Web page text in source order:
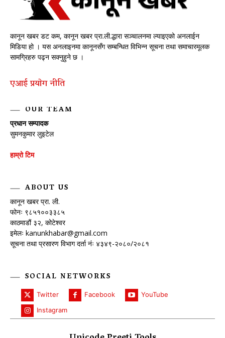
कानून खबर डट कम, कानून खबर प्रा.ली.द्धारा सञ्चालनमा ल्याइएको अनलाईन
मिडिया हो । यस अनलाइनमा कानूनसँग सम्बन्धित विभिन्न सूचना तथा समाचारमूलक
सामग्रिहरु पढ्न सक्नुहुने छ ।
एआई प्रयाेग नीति
OUR TEAM
प्रधान सम्पादक
सुमनकुमार लुइटेल
हाम्रो टिम
ABOUT US
कानून खबर प्रा. ली.
फोनः ९८५१००३३८५
काठमाडौं ३२, कोटेश्वर
इमेलः kanunkhabar@gmail.com
सूचना तथा प्रसारण विभाग दर्ता नंः ४३४९-२०८०/२०८१
SOCIAL NETWORKS
Twitter Facebook
YouTube
Instagram